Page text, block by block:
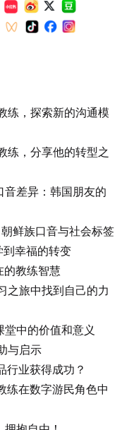
练，探索新的沟通模
练，分享他的转型之
音差异：韩国朋友的
鲜族口音与社会标签
到幸福的转变
的教练智慧
之旅中找到自己的力
中的价值和意义
与启示
行业获得成功？
练在数字游民角色中